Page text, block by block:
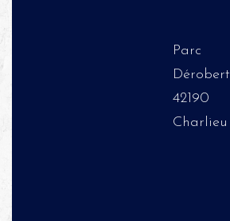
Parc
Dérobert
42190
Charlieu